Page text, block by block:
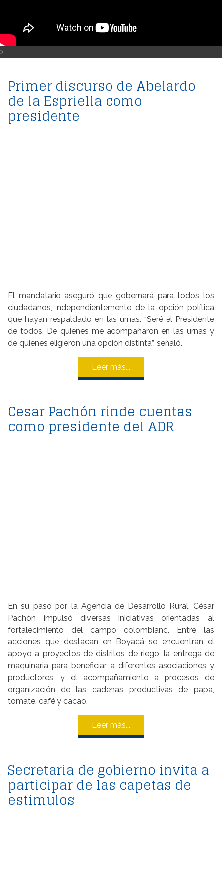
>
Primer discurso de Abelardo
de la Espriella como
presidente
El mandatario aseguró que gobernará para todos los
ciudadanos, independientemente de la opción política
que hayan respaldado en las urnas. “Seré el Presidente
de todos. De quienes me acompañaron en las urnas y
de quienes eligieron una opción distinta”, señaló.
Leer más...
Cesar Pachón rinde cuentas
como presidente del ADR
En su paso por la Agencia de Desarrollo Rural, César
Pachón impulsó diversas iniciativas orientadas al
fortalecimiento del campo colombiano. Entre las
acciones que destacan en Boyacá se encuentran el
apoyo a proyectos de distritos de riego, la entrega de
maquinaria para beneficiar a diferentes asociaciones y
productores, y el acompañamiento a procesos de
organización de las cadenas productivas de papa,
tomate, café y cacao.
Leer más...
Secretaria de gobierno invita a
participar de las capetas de
estimulos